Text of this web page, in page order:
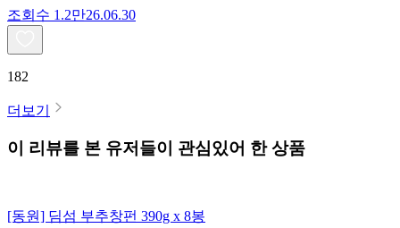
조회수 1.2만26.06.30
182
더보기
이 리뷰를 본 유저들이 관심있어 한 상품
[동원] 딤섬 부추창펀 390g x 8봉